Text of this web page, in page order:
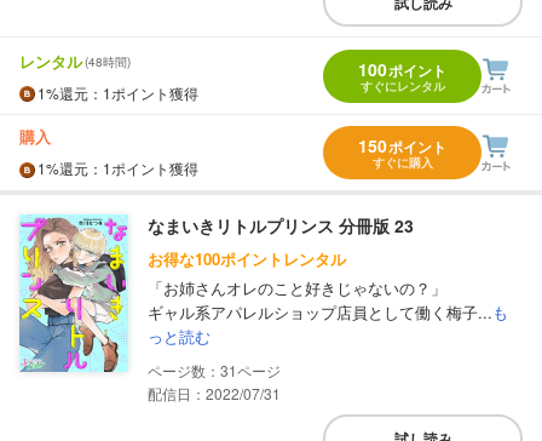
レンタル(48時間)
1%還元 ：1ポイント獲得
100ポイント
すぐにレンタル
購入
1%還元 ：1ポイント獲得
150ポイント
すぐに購入
なまいきリトルプリンス 分冊版 23
お得な100ポイントレンタル
「お姉さんオレのこと好きじゃないの？」
ギャル系アパレルショップ店員として働く梅子...も
っと読む
31
配信日：2022/07/31